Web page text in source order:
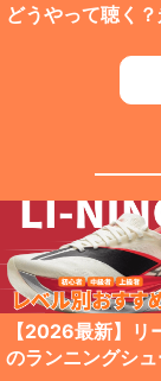
どうやって聴く？
【2026最新】リ
のランニングシュ